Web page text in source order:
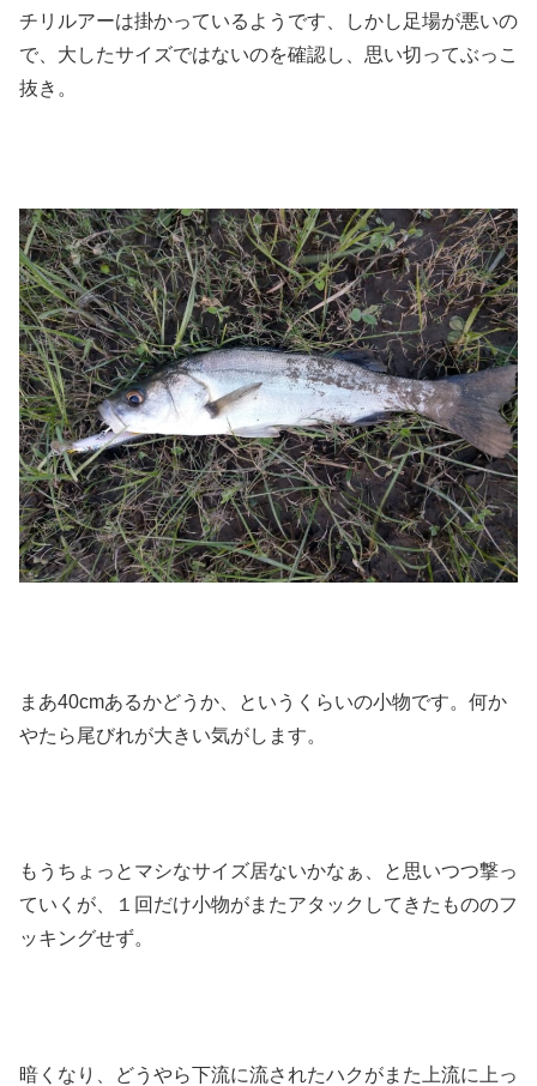
チリルアーは掛かっているようです、しかし足場が悪いの
で、大したサイズではないのを確認し、思い切ってぶっこ
抜き。
まあ40cmあるかどうか、というくらいの小物です。何か
やたら尾びれが大きい気がします。
もうちょっとマシなサイズ居ないかなぁ、と思いつつ撃っ
ていくが、１回だけ小物がまたアタックしてきたもののフ
ッキングせず。
暗くなり、どうやら下流に流されたハクがまた上流に上っ